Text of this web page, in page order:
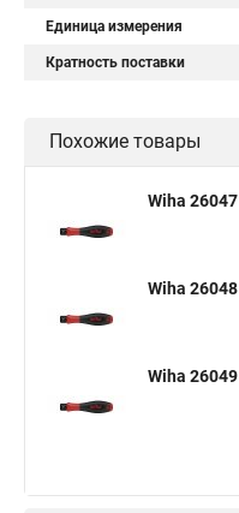
Единица измерения
Кратность поставки
Похожие товары
Wiha 26047
Wiha 26048
Wiha 26049